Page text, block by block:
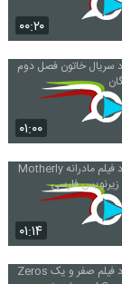
۰۰:۲۰
۰۱:۰۰
۰۱:۱۴